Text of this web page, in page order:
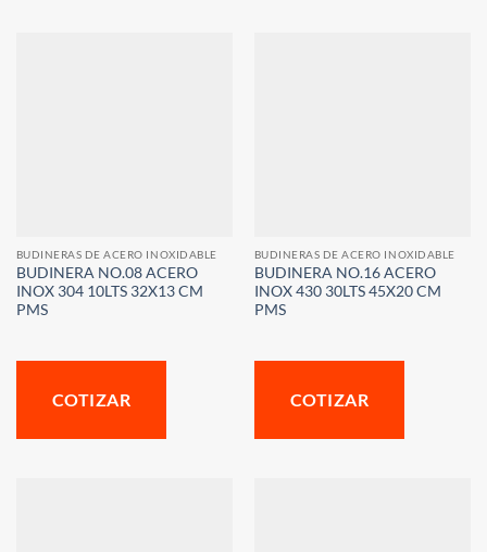
BUDINERAS DE ACERO INOXIDABLE
BUDINERA NO.08 ACERO
INOX 304 10LTS 32X13 CM
PMS
COTIZAR
BUDINERAS DE ACERO INOXIDABLE
BUDINERA NO.16 ACERO
INOX 430 30LTS 45X20 CM
PMS
COTIZAR